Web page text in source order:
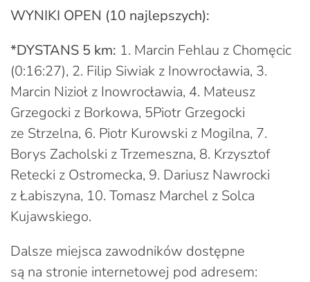
WYNIKI OPEN (10 najlepszych):
*DYSTANS 5 km: 1. Marcin Fehlau z Chomęcic
(0:16:27), 2. Filip Siwiak z Inowrocławia, 3.
Marcin Nizioł z Inowrocławia, 4. Mateusz
Grzegocki z Borkowa, 5Piotr Grzegocki
ze Strzelna, 6. Piotr Kurowski z Mogilna, 7.
Borys Zacholski z Trzemeszna, 8. Krzysztof
Retecki z Ostromecka, 9. Dariusz Nawrocki
z Łabiszyna, 10. Tomasz Marchel z Solca
Kujawskiego.
Dalsze miejsca zawodników dostępne
są na stronie internetowej pod adresem: